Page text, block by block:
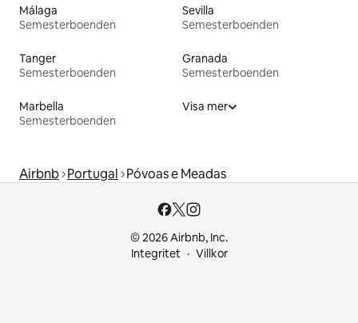
Málaga
Semesterboenden
Sevilla
Semesterboenden
Tanger
Semesterboenden
Granada
Semesterboenden
Marbella
Semesterboenden
Visa mer
Airbnb Portugal Póvoas e Meadas
© 2026 Airbnb, Inc.
Integritet
Villkor